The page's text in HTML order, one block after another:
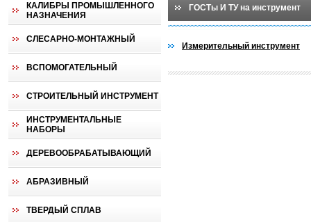
КАЛИБРЫ ПРОМЫШЛЕННОГО
НАЗНАЧЕНИЯ
СЛЕСАРНО-МОНТАЖНЫЙ
ВСПОМОГАТЕЛЬНЫЙ
СТРОИТЕЛЬНЫЙ ИНСТРУМЕНТ
ИНСТРУМЕНТАЛЬНЫЕ
НАБОРЫ
ДЕРЕВООБРАБАТЫВАЮЩИЙ
АБРАЗИВНЫЙ
ТВЕРДЫЙ СПЛАВ
ГОСТы И ТУ на инструмент
Измерительный инструмент